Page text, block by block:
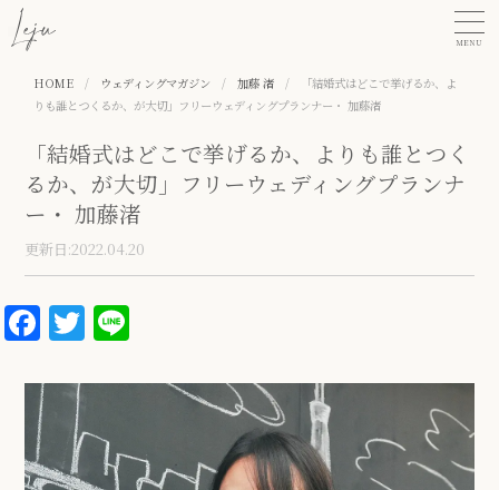
MENU
HOME / ウェディングマガジン / 加藤 渚 /
「結婚式はどこで挙げるか、よ
りも誰とつくるか、が大切」フリーウェディングプランナー・ 加藤渚
「結婚式はどこで挙げるか、よりも誰とつく
るか、が大切」フリーウェディングプランナ
ー・ 加藤渚
更新日:2022.04.20
Facebook
Twitter